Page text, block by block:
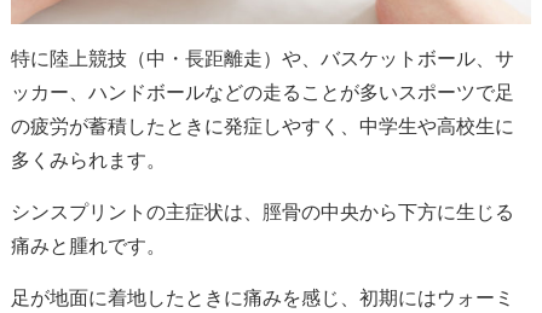
特に陸上競技（中・長距離走）や、バスケットボール、サ
ッカー、ハンドボールなどの走ることが多いスポーツで足
の疲労が蓄積したときに発症しやすく、中学生や高校生に
多くみられます。
シンスプリントの主症状は、脛骨の中央から下方に生じる
痛みと腫れです。
足が地面に着地したときに痛みを感じ、初期にはウォーミ